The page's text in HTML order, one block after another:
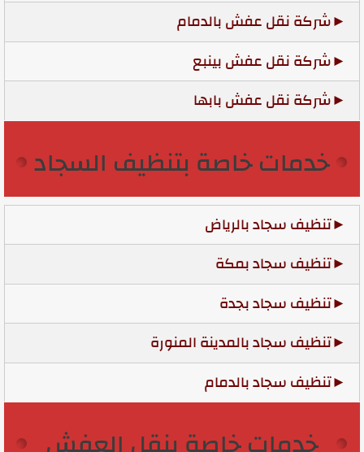
شركة نقل عفش بالدمام
شركة نقل عفش بينبع
شركة نقل عفش بابها
خدمات خاصة بتنظيف السجاد
تنظيف سجاد بالرياض
تنظيف سجاد بمكة
تنظيف سجاد بجدة
تنظيف سجاد بالمدينة المنورة
تنظيف سجاد بالدمام